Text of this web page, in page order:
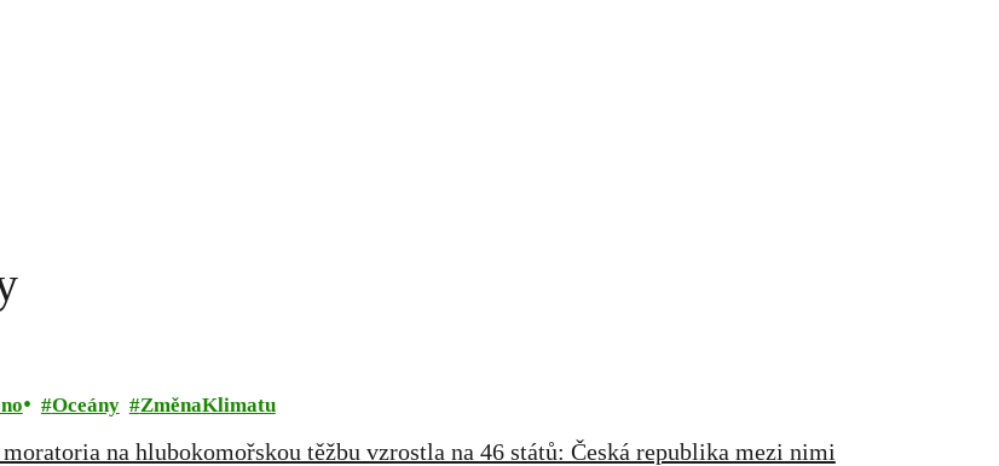
Oceány ZměnaKlimatu
moratoria na hlubokomořskou těžbu vzrostla na 46 států: Česká republika mezi nimi